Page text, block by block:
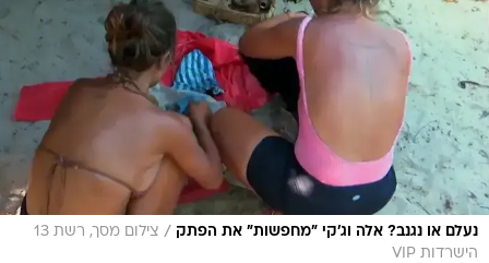
נעלם או נגנב? אלה וג'קי "מחפשות" את הפתק /
צילום מסך, רשת 13
הישרדות VIP